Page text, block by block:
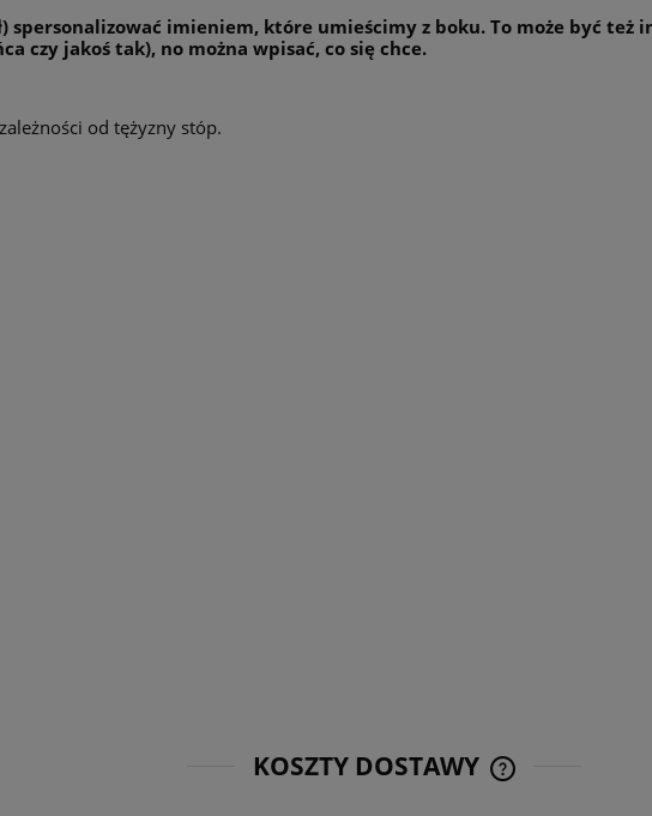
spersonalizować imieniem, które umieścimy z boku. To może być
czy jakoś tak), no można wpisać, co się chce.
od tężyzny stóp.
KOSZTY DOSTAWY